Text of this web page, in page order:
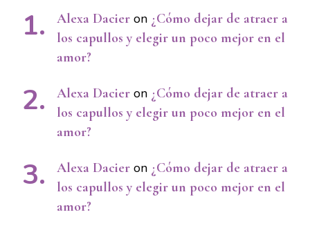
Alexa Dacier on ¿Cómo dejar de atraer a
los capullos y elegir un poco mejor en el
amor?
Alexa Dacier on ¿Cómo dejar de atraer a
los capullos y elegir un poco mejor en el
amor?
Alexa Dacier on ¿Cómo dejar de atraer a
los capullos y elegir un poco mejor en el
amor?